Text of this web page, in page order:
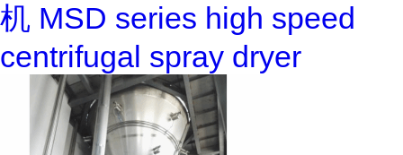
机 MSD series high speed
centrifugal spray dryer